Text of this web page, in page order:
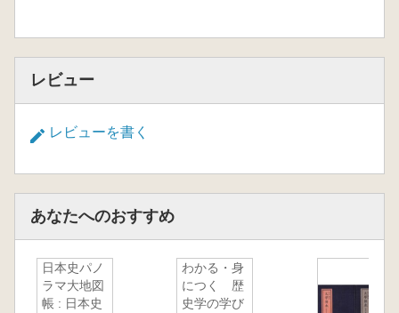
レビュー
レビューを書く
あなたへのおすすめ
日本史パノ
ラマ大地図
帳 : 日本史
わかる・身
につく 歴
史学の学び